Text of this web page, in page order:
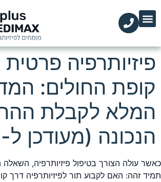
פיזיותרפיה
קופת החולים:
המלא לקבלת
הנכונה (מעודכן ל-2026)
כאשר עולה הצורך בטיפול פיזיותרפיה,
תמיד זהה: האם לקבוע תור לפיזיותרפיה דרך